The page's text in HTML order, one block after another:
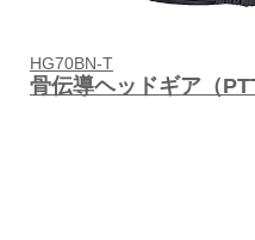
HG70BN-T
骨伝導ヘッドギア（